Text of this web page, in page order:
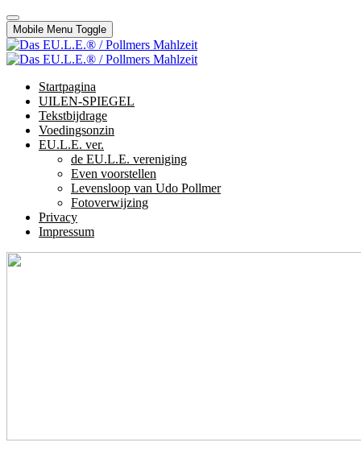
Mobile Menu Toggle
Startpagina
UILEN-SPIEGEL
Tekstbijdrage
Voedingsonzin
EU.L.E. ver.
de EU.L.E. vereniging
Even voorstellen
Levensloop van Udo Pollmer
Fotoverwijzing
Privacy
Impressum